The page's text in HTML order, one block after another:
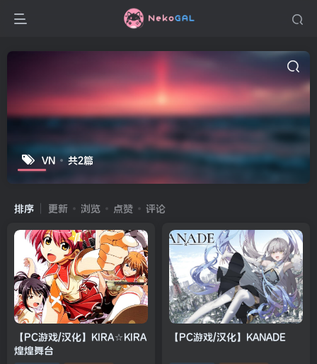
VN 共2篇
排序 更新 浏览 点赞 评论
【PC游戏/汉化】KIRA☆KIRA
煌煌舞台
【PC游戏/汉化】KANADE